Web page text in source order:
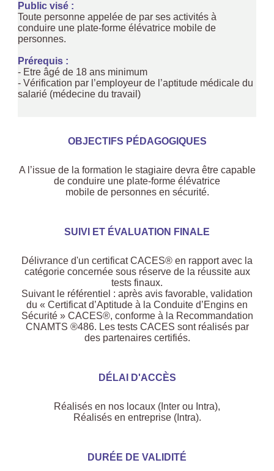
Public visé :
Toute personne appelée de par ses activités à
conduire une plate-forme élévatrice mobile de
personnes.
Prérequis :
- Etre âgé de 18 ans minimum
- Vérification par l’employeur de l’aptitude médicale du
salarié (médecine du travail)
OBJECTIFS PÉDAGOGIQUES
A l’issue de la formation le stagiaire devra être capable
de conduire une plate-forme élévatrice
mobile de personnes en sécurité.
SUIVI ET ÉVALUATION FINALE
Délivrance d'un certificat CACES® en rapport avec la
catégorie concernée sous réserve de la réussite aux
tests finaux.
Suivant le référentiel : après avis favorable, validation
du « Certificat d’Aptitude à la Conduite d’Engins en
Sécurité » CACES®, conforme à la Recommandation
CNAMTS ®486. Les tests CACES sont réalisés par
des partenaires certifiés.
DÉLAI D'ACCÈS
Réalisés en nos locaux (Inter ou Intra),
Réalisés en entreprise (Intra).
DURÉE DE VALIDITÉ